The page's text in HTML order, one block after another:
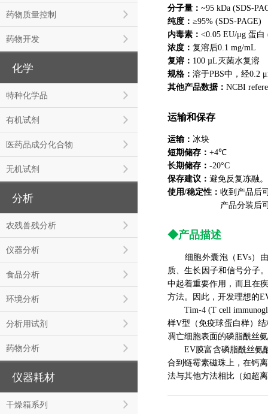
药物质量控制
药物开发
化学
特种化学品
有机试剂
医药品成分化合物
无机试剂
分析
农残兽残分析
仪器分析
食品分析
环境分析
分析用试剂
药物分析
仪器耗材
干燥箱系列
分子量： ~95 kDa (SDS-
纯度： ≥95% (SDS-PAGE)
内毒素： <0.05 EU/μg 蛋白
浓度： 复溶后0.1 mg/mL
复溶： 100 µL灭菌水复溶
规格： 溶于PBS中，经0.2
其他产品数据： NCBI
运输和保存
运输： 冰块
短期储存： +4℃
长期储存： -20°C
保存建议 ： 避免反复冻融。
使用/稳定性： 收到产品后
产品分装后可在-
◆产品描述
细胞外囊泡（EVs）由
质、生长因子和信号分子
中起着重要作用，而且在
方法。因此，开发理想的
Tim-4 (T cell
样V型（免疫球蛋白样）
凋亡细胞表面的磷脂酰丝
EV膜富含磷脂酰丝氨酸
合到链霉素磁珠上，在钙
法与其他方法相比（如超